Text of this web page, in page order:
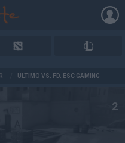
ULTIMO VS. FD. ESC GAMING
2